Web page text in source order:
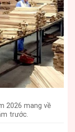
2026 mang về
trước.